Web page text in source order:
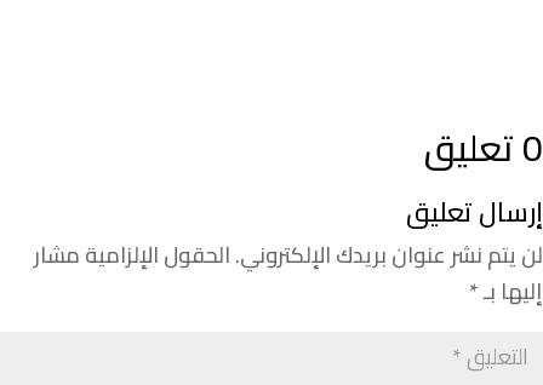
0 تعليق
إرسال تعليق
لن يتم نشر عنوان بريدك الإلكتروني.الحقول الإلزامية مشار
إليها بـ*